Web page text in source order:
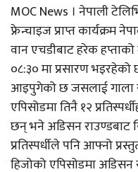
MOC News । नेपाली
फ्रेन्चाइज प्राप्त कार्यक्रम
वान एचडीबाट हरेक हप्ताको
०८:३० मा प्रसारण
आइपुगेको छ जसलाई गाला
एपिसोडमा तिनै १२
छन् भने अडिसन राउण्डबाट
प्रतिस्पर्धीले पनि आफ्नो
हिजोको एपिसोडमा